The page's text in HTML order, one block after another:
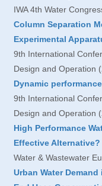
IWA 4th Water
Column Separation
Experimental
9th International
Design and Operation
Dynamic
9th International
Design and Operation
High Performance
Effective Alternative?
Water & Wastewater
Urban Water